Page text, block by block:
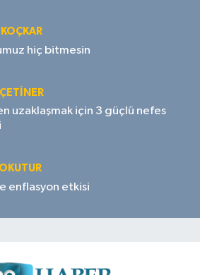
hiç bitmesin
uzaklaşmak için 3 güçlü nefes
enflasyon etkisi